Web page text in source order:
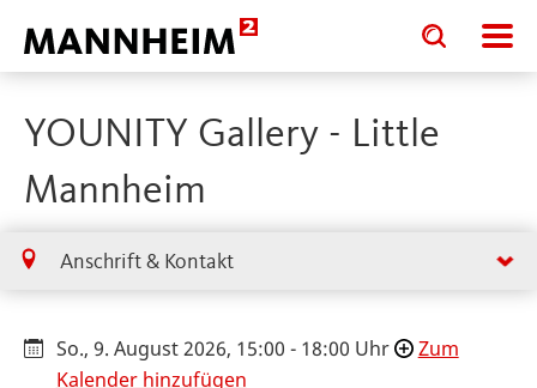
Toggle
search
input
Toggle
search
input
YOUNITY Gallery - Little
Mannheim
Anschrift & Kontakt
So., 9. August 2026, 15:00 - 18:00 Uhr
Zum
Kalender hinzufügen